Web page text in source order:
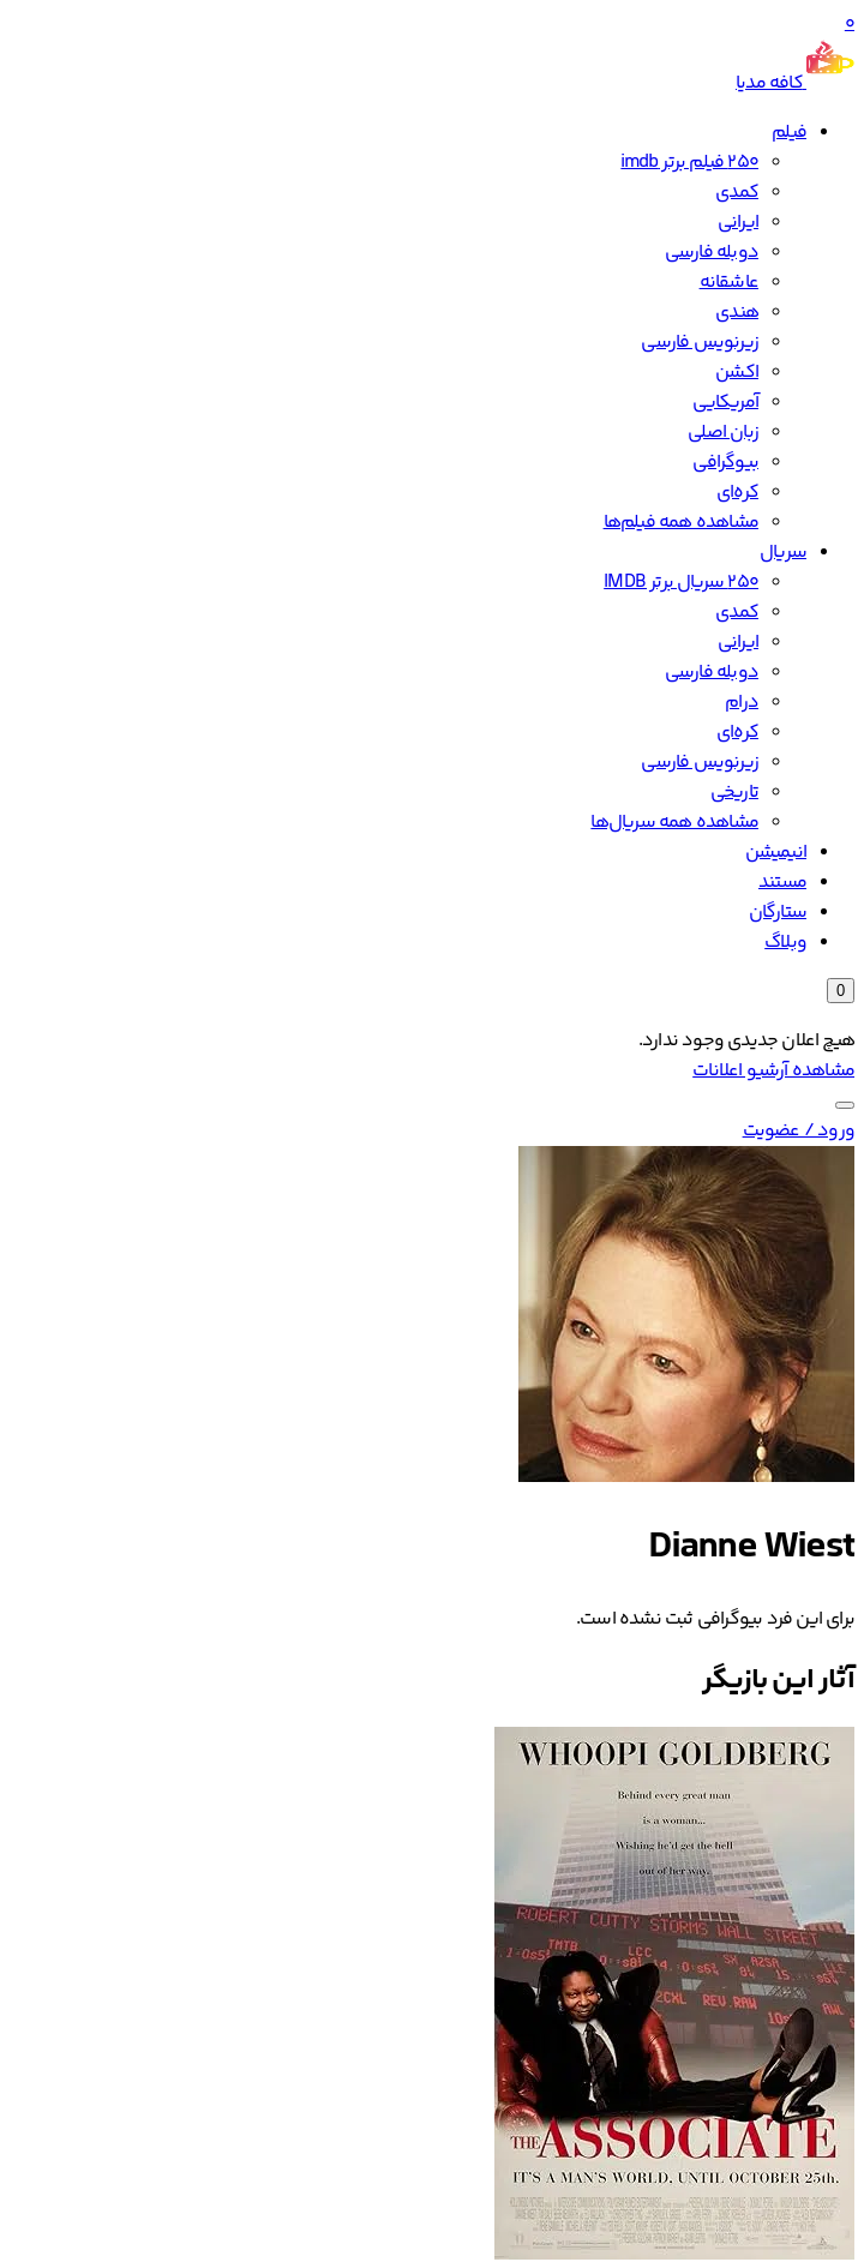
0
کافه مدیا
فیلم
250 فیلم برتر imdb
کمدی
ایرانی
دوبله فارسی
عاشقانه
هندی
زیرنویس فارسی
اکشن
آمریکایی
زبان اصلی
بیوگرافی
کره‌ای
مشاهده همه فیلم‌ها
سریال
۲۵۰ سریال برتر IMDB
کمدی
ایرانی
دوبله فارسی
درام
کره‌ای
زیرنویس فارسی
تاریخی
مشاهده همه سریال‌ها
انیمیشن
مستند
ستارگان
وبلاگ
0
هیچ اعلان جدیدی وجود ندارد.
مشاهده آرشیو اعلانات
ورود / عضویت
Dianne Wiest
برای این فرد بیوگرافی ثبت نشده است.
آثار این بازیگر